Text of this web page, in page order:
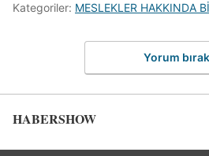
Kategoriler: MESLEKLER HAKKINDA
Yorum bırak
HABERSHOW